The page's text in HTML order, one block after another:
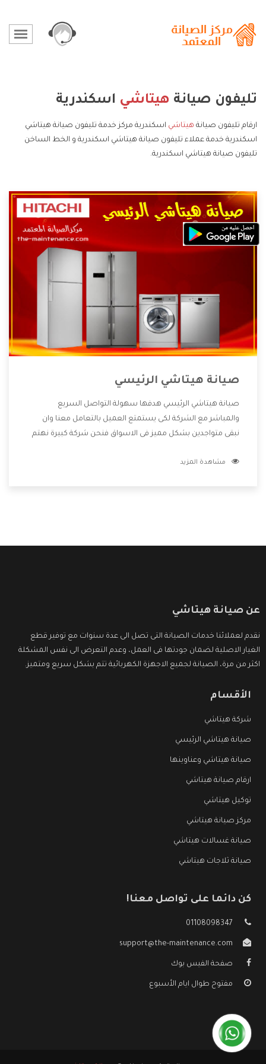
تليفون صيانة هيتاشي اسكندرية
ارقام تليفون صيانة هيتاشي اسكندرية مركز خدمة تليفون صيانة هيتاشي
اسكندرية خدمة عملاء تليفون صيانة هيتاشي اسكندرية و الخط الساخن
تليفون صيانة هيتاشي اسكندرية.
صيانة هيتاشي الرئيسي
صيانة هيتاشي الرئيسي هدفها سهولة التواصل السريع
والمباشر مع الشركة لكى يستمتع العميل بالتعامل معنا وان
نبقى متواجدين بشكل مميز فى الاسواق فنحن شركة كبيرة نهتم
الشركة بها والتى تكون منها خدمة الصيانة التى تكون من أهم
مشاهدة المزيد
عن صيانة هيتاشي
نقدم لعملائنا خدمات الصيانة التى تصل الى عدة سنوات مع توفير قطع
الغيار الاصلية لضمان جودتها فى العمل، وعدم التعرض الى نفس المشكلة
اكثر من مرة، الصيانة لجميع الاجهزة الكهربائية تتم بشكل سريع ومتميز.
الأقسام
شركة هيتاشي
صيانة هيتاشي الرئيسي
صيانة هيتاشي وعناوينها
ارقام صيانة هيتاشي
توكيل هيتاشي
مركز صيانة هيتاشي
صيانة غسالات هيتاشي
صيانة ثلاجات هيتاشي
كن دائما على تواصل معنا!
01108098347
support@the-maintenance.com
صفحة الفيس بوك
مفتوح طوال ايام الأسبوع